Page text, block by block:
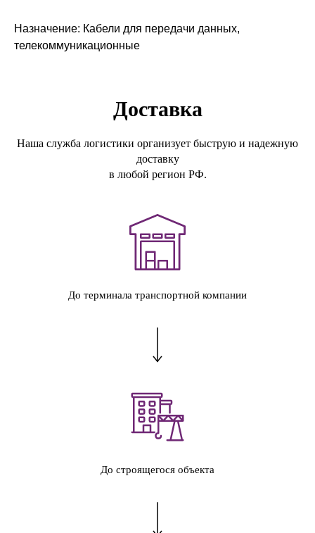
Назначение: Кабели для передачи данных,
телекоммуникационные
Доставка
Наша служба логистики организует быструю и надежную
доставку
в любой регион РФ.
До терминала транспортной компании
До строящегося объекта